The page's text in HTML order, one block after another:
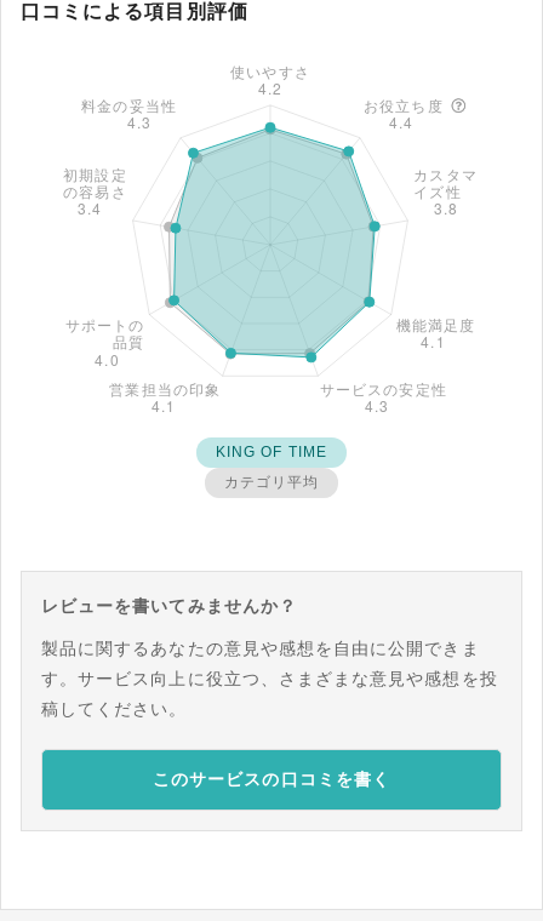
口コミによる項目別評価
KING OF TIME
カテゴリ平均
レビューを書いてみませんか？
製品に関するあなたの意見や感想を自由に公開できま
す。サービス向上に役立つ、さまざまな意見や感想を投
稿してください。
このサービスの口コミを書く